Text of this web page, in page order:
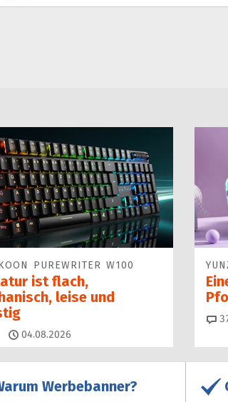
PUREWRITER W100
ist flach,
leise und
Kommentare
04.08.2026
Werbebanner?